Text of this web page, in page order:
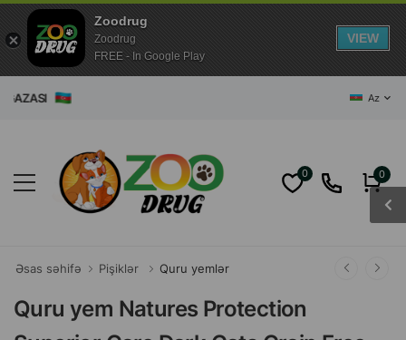
Az
0 0
Əsas səhifə Pişiklər Quru yemlər
Quru yem Natures Protection
Zoodrug
Zoodrug
FREE - In Google Play
VIEW